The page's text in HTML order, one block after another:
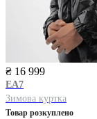
₴ 16 999
EA7
Зимова куртка
Товар розкуплено